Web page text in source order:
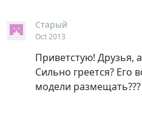
Старый
Oct 2013
Приветстую! Друзья,
Сильно греется? Его
модели размещать???